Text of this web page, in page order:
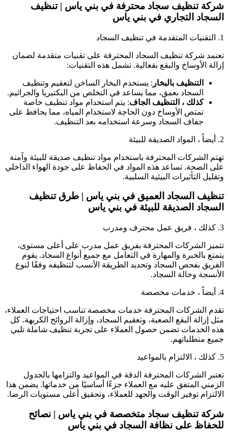
شركة تنظيف سجاد محترفة في بني ياس | تنظيف
السجاد التجاري في بني ياس
1. التقنيات المتقدمة في تنظيف السجاد
تعتمد شركة تنظيف السجاد المحترفة على تقنيات متقدمة لضمان
إزالة الأوساخ والبقع بفعالية. تشمل هذه التقنيات:
التنظيف بالبخار : يستخدم البخار الساخن لتعقيم وتنظيف
السجاد بعمق، مما يساعد في التخلص من البكتيريا والجراثيم.
كذلك ، التنظيف الجاف: يتم استخدام مواد تنظيف خاصة
تمتص الأوساخ دون الحاجة لاستخدام المياه، مما يحافظ على
جفاف السجاد وسرعة استخدامه بعد التنظيف.
2. أيضاً ، المواد الصديقة للبيئة
تهتم الشركات المحترفة باستخدام مواد تنظيف صديقة للبيئة وآمنة
على الصحة. تساعد هذه المواد في الحفاظ على جودة الهواء الداخلي
وتقليل التأثيرات البيئية السلبية.
تنظيف السجاد العميق في بني ياس | طرق تنظيف
السجاد الصديقة للبيئة في بني ياس
3. كذلك ، فريق عمل محترف ومدرب
تتميز الشركات المحترفة بفريق عمل مدرب على أعلى مستوى،
يتمتع بالخبرة والمهارة في التعامل مع جميع أنواع السجاد. يقوم
الفريق بفحص السجاد وتحديد الطريقة الأنسب لتنظيفه وفقًا لنوع
الأنسجة وحالة السجاد.
4. أيضاً ، خدمات مخصصة
تقدم الشركات المحترفة خدمات مخصصة تناسب احتياجات العملاء،
مثل إزالة البقع الصعبة، وتعقيم السجاد، وإزالة الروائح الكريهة. كل
هذه الخدمات تضمن حصول العملاء على تجربة تنظيف شاملة تلبي
جميع متطلباتهم.
5. كذلك ، الالتزام بالمواعيد
تعتبر الشركات المحترفة الدقة في المواعيد والتزامها بالجدول
الزمني المتفق عليه مع العملاء جزءًا أساسيًا من خدماتها. يضمن هذا
الالتزام توفير الوقت والجهد للعملاء، وتحقيق أعلى مستويات الرضا.
شركة تنظيف سجاد متخصصة في بني ياس | نصائح
للحفاظ على نظافة السجاد في بني ياس